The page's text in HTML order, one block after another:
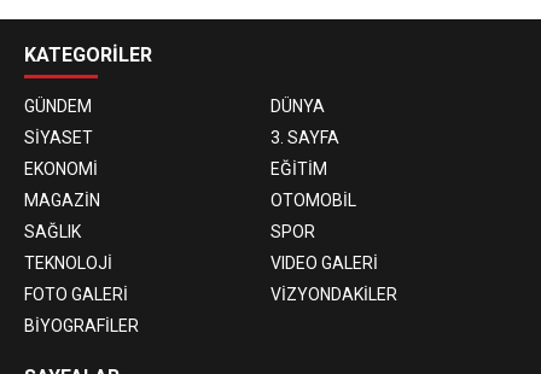
KATEGORİLER
GÜNDEM
DÜNYA
SİYASET
3. SAYFA
EKONOMİ
EĞİTİM
MAGAZİN
OTOMOBİL
SAĞLIK
SPOR
TEKNOLOJİ
VIDEO GALERİ
FOTO GALERİ
VİZYONDAKİLER
BİYOGRAFİLER